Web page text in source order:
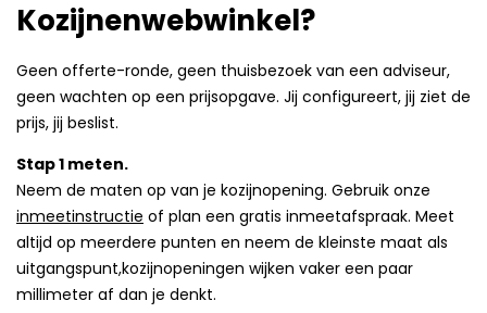
Kozijnenwebwinkel?
Geen offerte-ronde, geen thuisbezoek van een adviseur,
geen wachten op een prijsopgave. Jij configureert, jij ziet de
prijs, jij beslist.
Stap 1 meten.
Neem de maten op van je kozijnopening. Gebruik onze
inmeetinstructie of plan een gratis inmeetafspraak. Meet
altijd op meerdere punten en neem de kleinste maat als
uitgangspunt,kozijnopeningen wijken vaker een paar
millimeter af dan je denkt.